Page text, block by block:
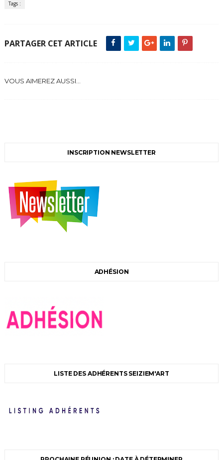
Tags :
PARTAGER CET ARTICLE
VOUS AIMEREZ AUSSI...
INSCRIPTION NEWSLETTER
ADHÉSION
LISTE DES ADHÉRENTS SEIZIEM'ART